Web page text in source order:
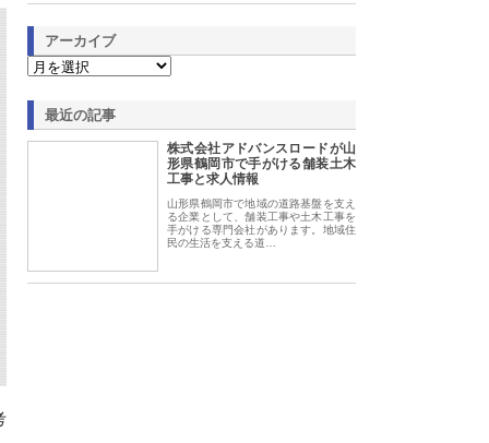
アーカイブ
最近の記事
株式会社アドバンスロードが山
形県鶴岡市で手がける舗装土木
工事と求人情報
山形県鶴岡市で地域の道路基盤を支え
る企業として、舗装工事や土木工事を
手がける専門会社があります。地域住
民の生活を支える道…